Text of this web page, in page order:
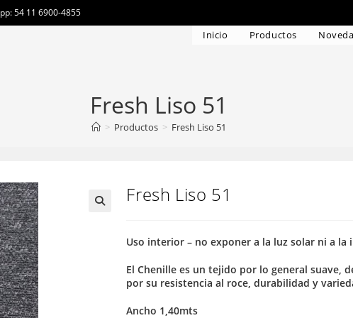
54 11 6900-4855
Inicio Productos
Fresh Liso 51
> Productos > Fresh Liso 51
Fresh Liso 51
Uso interior – no exponer a la luz solar ni a la
El Chenille es un tejido por lo general suave,
por su resistencia al roce, durabilidad y
Ancho 1,40mts